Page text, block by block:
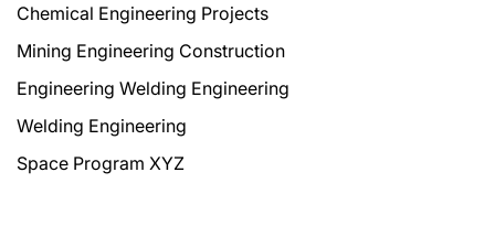
Chemical Engineering Projects
Mining Engineering Construction
Engineering Welding Engineering
Welding Engineering
Space Program XYZ